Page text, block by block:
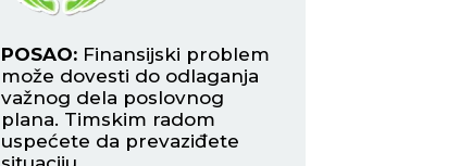
POSAO: Finansijski problem
može dovesti do odlaganja
važnog dela poslovnog
plana. Timskim radom
uspećete da prevaziđete